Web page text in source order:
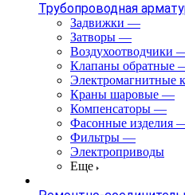
Трубопроводная
Задвижки —
Затворы —
Воздухоотводчики
Клапаны обратные
Электромагнитные
Краны шаровые —
Компенсаторы —
Фасонные изделия
Фильтры —
Электроприводы
Еще